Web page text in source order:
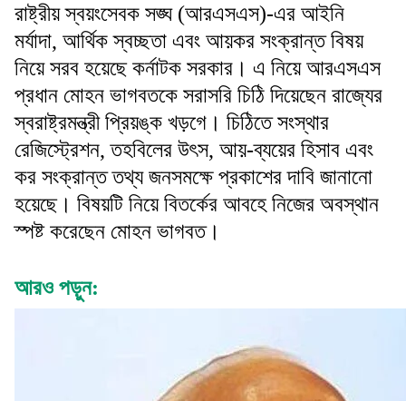
রাষ্ট্রীয় স্বয়ংসেবক সঙ্ঘ (আরএসএস)-এর আইনি
মর্যাদা, আর্থিক স্বচ্ছতা এবং আয়কর সংক্রান্ত বিষয়
নিয়ে সরব হয়েছে কর্নাটক সরকার। এ নিয়ে আরএসএস
প্রধান মোহন ভাগবতকে সরাসরি চিঠি দিয়েছেন রাজ্যের
স্বরাষ্ট্রমন্ত্রী প্রিয়ঙ্ক খড়গে। চিঠিতে সংস্থার
রেজিস্ট্রেশন, তহবিলের উৎস, আয়-ব্যয়ের হিসাব এবং
কর সংক্রান্ত তথ্য জনসমক্ষে প্রকাশের দাবি জানানো
হয়েছে। বিষয়টি নিয়ে বিতর্কের আবহে নিজের অবস্থান
স্পষ্ট করেছেন মোহন ভাগবত।
আরও পড়ুন: